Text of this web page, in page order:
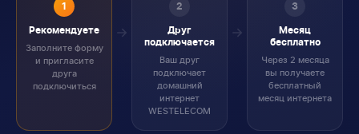
1
Рекомендуете
Заполните форму
и пригласите
друга
подключиться
2
Друг
подключается
Ваш друг
подключает
домашний
интернет
WESTELECOM
3
Месяц
бесплатно
Через 2 месяца
вы получаете
бесплатный
месяц интернета